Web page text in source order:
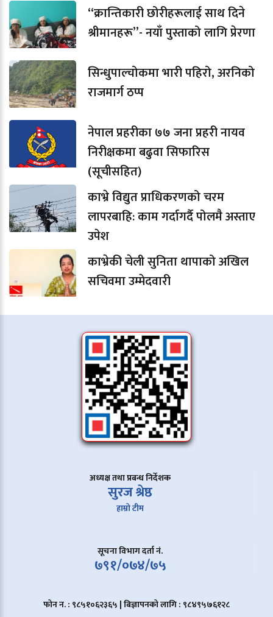
“क्रान्तिकारी छोरीहरूलाई साथ दिने
श्रीमानहरू”- नयाँ पुस्ताको लागि प्रेरणा
सिन्धुपाल्चोकमा भारी पहिरो, अरनिको
राजमार्ग ठप्प
नेपाल प्रहरीका ७७ जना प्रहरी नायव
निरीक्षकमा बढुवा सिफारिस
(सूचीसहित)
काभ्रे विद्युत प्राधिकरणको चरम
लापरबाहि: काम गर्दागर्दै पोलमै अस्ताए
उपेश
काभ्रेकी चेली सुनिता थापाको अखिल
सचिवमा उम्मेदवारी
अध्यक्ष तथा प्रबन्ध निर्देशक
सुरज श्रेष्ठ
हाम्रो टीम
सूचना विभाग दर्ता नं.
७९१/०७४/७५
फोन न. : ९८५१०६२३६५ | बिज्ञापनको लागि : ९८४९५७६१२८